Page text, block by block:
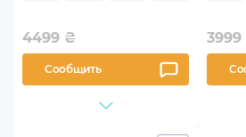
4499 ₴
Сообщить
3999